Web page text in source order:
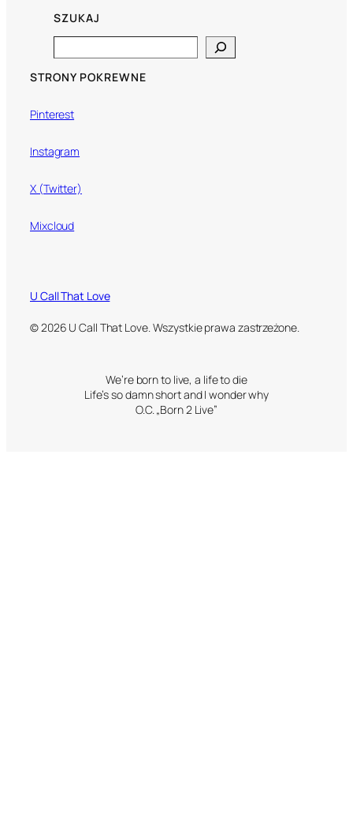
SZUKAJ
STRONY POKREWNE
Pinterest
Instagram
X (Twitter)
Mixcloud
U Call That Love
© 2026 U Call That Love. Wszystkie prawa zastrzeżone.
We’re born to live, a life to die
Life’s so damn short and I wonder why
O.C. „Born 2 Live”